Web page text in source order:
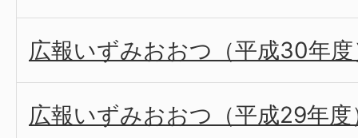
広報いずみおおつ（平成30年度
広報いずみおおつ（平成29年度